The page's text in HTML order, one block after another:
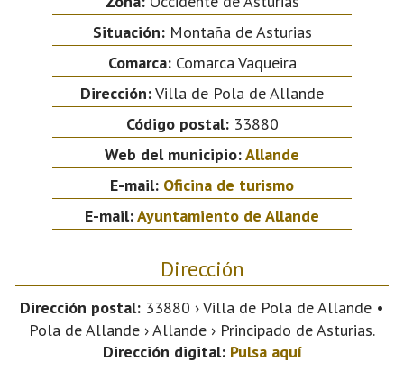
Situación:Montaña de Asturias
Comarca:Comarca Vaqueira
Dirección:Villa de Pola de Allande
Código postal:33880
Web del municipio:Allande
E-mail: Oficina de turismo
E-mail:Ayuntamiento de Allande
Dirección
Dirección postal: 33880 › Villa de Pola de Allande •
Pola de Allande › Allande › Principado de Asturias.
Dirección digital: Pulsa aquí